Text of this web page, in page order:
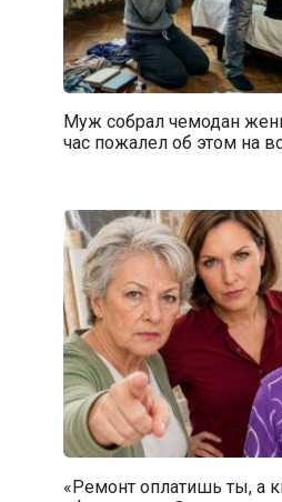
Муж собрал чемодан
час пожалел об этом на
«Ремонт оплатишь ты, а